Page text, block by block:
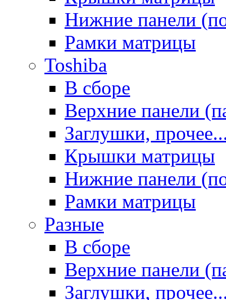
Нижние панели
Рамки матрицы
Toshiba
В сборе
Верхние панели
Заглушки,
Крышки матрицы
Нижние панели
Рамки матрицы
Разные
В сборе
Верхние панели
Заглушки,